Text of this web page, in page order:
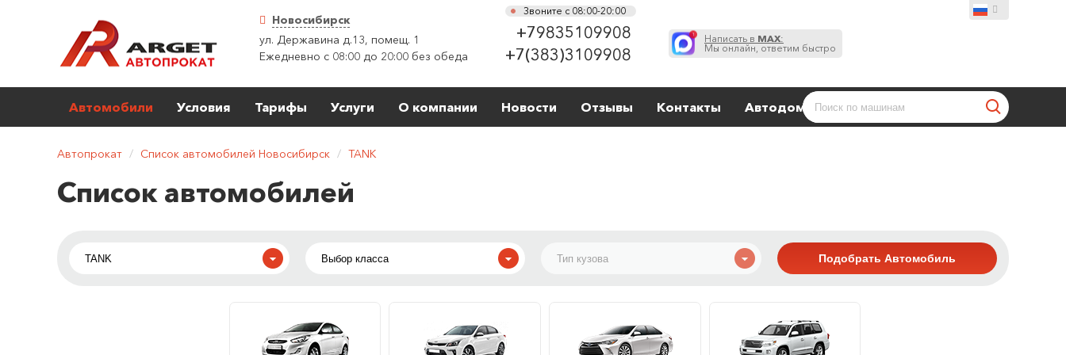
Новосибирск
ул. Державина д.13, помещ. 1
Ежедневно с 08:00 до 20:00 без обеда
Звоните с 08:00-20:00
+79835109908
+7(383)3109908
Написать в MAX:
Мы онлайн, ответим быстро
Автомобили Условия Тарифы Услуги О компании Новости Отзывы Контакты Автодома
Автопрокат / Список автомобилей Новосибирск / TANK
Список автомобилей